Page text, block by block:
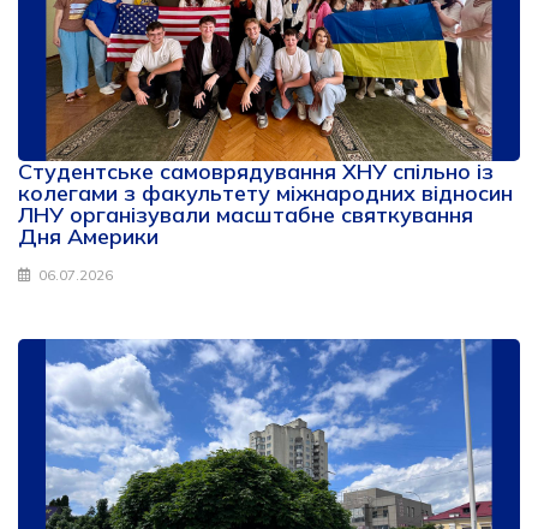
Студентське самоврядування ХНУ спільно із
колегами з факультету міжнародних відносин
ЛНУ організували масштабне святкування
Дня Америки
06.07.2026